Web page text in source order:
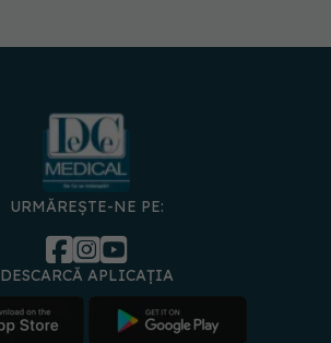
URMĂREȘTE-NE PE:
DESCARCĂ APLICAȚIA